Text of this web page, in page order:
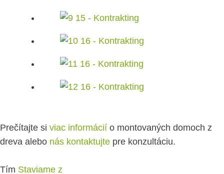
Prečítajte si viac informácií o montovaných domoch z
dreva alebo nás kontaktujte pre konzultáciu.
Tím Staviame z